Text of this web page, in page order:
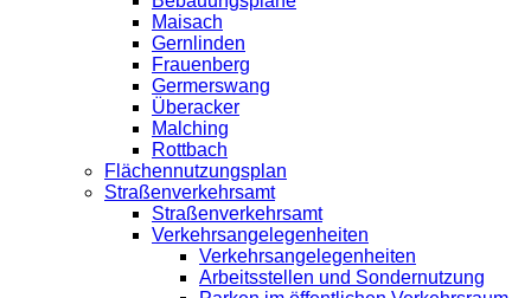
Maisach
Gernlinden
Frauenberg
Germerswang
Überacker
Malching
Rottbach
Flächennutzungsplan
Straßenverkehrsamt
Straßenverkehrsamt
Verkehrsangelegenheiten
Verkehrsangelegenheiten
Arbeitsstellen und Sondernutzung